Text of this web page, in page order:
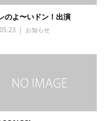
のよ〜いドン！出演
お知らせ